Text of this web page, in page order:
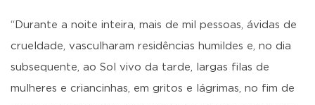
“Durante a noite inteira, mais de mil pessoas, ávidas de
crueldade, vasculharam residências humildes e, no dia
subsequente, ao Sol vivo da tarde, largas filas de
mulheres e criancinhas, em gritos e lágrimas, no fim de